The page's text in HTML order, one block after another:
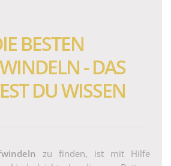
BESTEN
- DAS
DU WISSEN
zu finden, ist mit Hilfe